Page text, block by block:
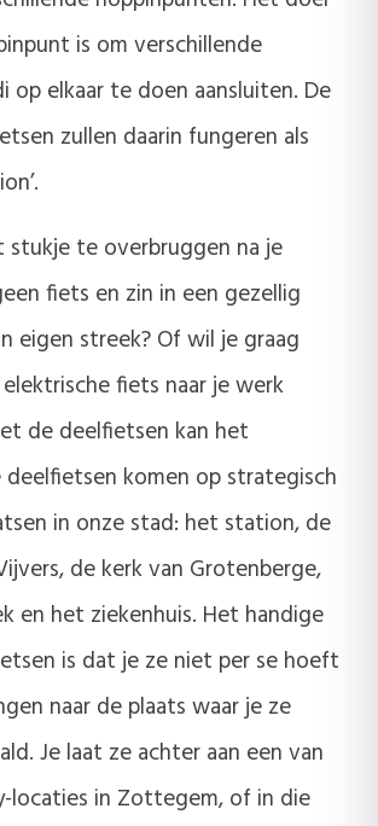
is om verschillende
op elkaar te doen aansluiten. De
zullen daarin fungeren als
stukje te overbruggen na je
fiets en zin in een gezellig
eigen streek? Of wil je graag
fiets naar je werk
de deelfietsen kan het
komen op strategisch
in onze stad: het station, de
de kerk van Grotenberge,
en het ziekenhuis. Het handige
is dat je ze niet per se hoeft
naar de plaats waar je ze
Je laat ze achter aan een van
locaties in Zottegem, of in die